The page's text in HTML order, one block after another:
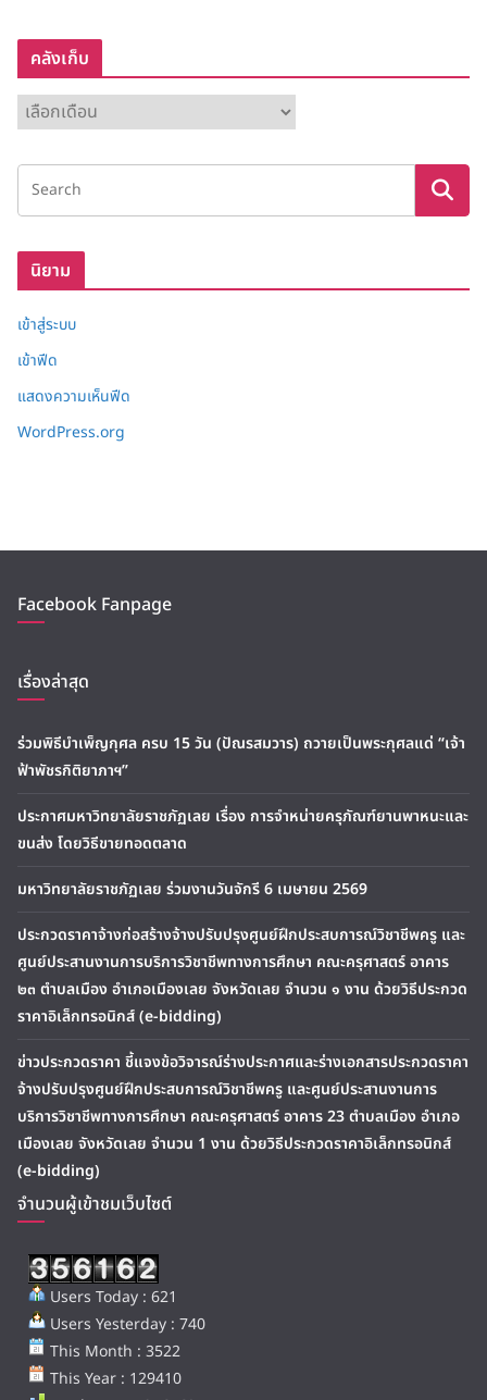
คลังเก็บ
ลั
ง
ก็
นิยาม
เข้าสู่ระบบ
เข้าฟีด
แสดงความเห็นฟีด
WordPress.org
Facebook Fanpage
เรื่องล่าสุด
ร่วมพิธีบำเพ็ญกุศล ครบ 15 วัน (ปัณรสมวาร) ถวายเป็นพระกุศลแด่ “เจ้า
ฟ้าพัชรกิติยาภาฯ”
ประกาศมหาวิทยาลัยราชภัฏเลย เรื่อง การจำหน่ายครุภัณฑ์ยานพาหนะและ
ขนส่ง โดยวิธีขายทอดตลาด
มหาวิทยาลัยราชภัฏเลย ร่วมงานวันจักรี 6 เมษายน 2569
ประกวดราคาจ้างก่อสร้างจ้างปรับปรุงศูนย์ฝึกประสบการณ์วิชาชีพครู และ
ศูนย์ประสานงานการบริการวิชาชีพทางการศึกษา คณะครุศาสตร์ อาคาร
๒๓ ตำบลเมือง อำเภอเมืองเลย จังหวัดเลย จำนวน ๑ งาน ด้วยวิธีประกวด
ราคาอิเล็กทรอนิกส์ (e-bidding)
ข่าวประกวดราคา ชี้แจงข้อวิจารณ์ร่างประกาศและร่างเอกสารประกวดราคา
จ้างปรับปรุงศูนย์ฝึกประสบการณ์วิชาชีพครู และศูนย์ประสานงานการ
บริการวิชาชีพทางการศึกษา คณะครุศาสตร์ อาคาร 23 ตำบลเมือง อำเภอ
เมืองเลย จังหวัดเลย จำนวน 1 งาน ด้วยวิธีประกวดราคาอิเล็กทรอนิกส์
(e-bidding)
จำนวนผู้เข้าชมเว็บไซต์
Users Today : 621
Users Yesterday : 740
This Month : 3522
This Year : 129410